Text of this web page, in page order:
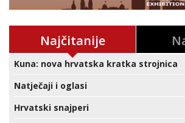
Najčitanije
Kuna: nova hrvatska kratka strojnica
Natječaji i oglasi
Hrvatski snajperi